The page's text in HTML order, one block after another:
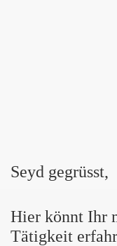
Seyd gegrüsst,
Hier könnt Ihr
Tätigkeit